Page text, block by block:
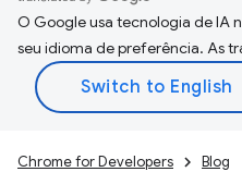
O Google usa tecnologia de IA
seu idioma de preferência. As
Chrome for Developers Blog